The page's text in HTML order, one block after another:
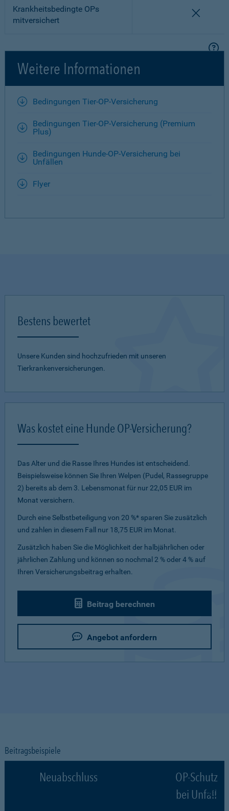
Krankheitsbedingte OPs
mitversichert
Weitere Informationen
Bedingungen Tier-OP-Versicherung
Bedingungen Tier-OP-Versicherung (Premium
Plus)
Bedingungen Hunde-OP-Versicherung bei
Unfällen
Flyer
Bestens bewertet
Unsere Kunden sind hochzufrieden mit unseren
Tierkrankenversicherungen.
Was kostet eine Hunde OP-Versicherung?
Das Alter und die Rasse Ihres Hundes ist entscheidend.
Beispielsweise können Sie Ihren Welpen (Pudel, Rassegruppe
2) bereits ab dem 3. Lebensmonat für nur 22,05 EUR im
Monat versichern.
Durch eine Selbstbeteiligung von 20 %* sparen Sie zusätzlich
und zahlen in diesem Fall nur 18,75 EUR im Monat.
Zusätzlich haben Sie die Möglichkeit der halbjährlichen oder
jährlichen Zahlung und können so nochmal 2 % oder 4 % auf
Ihren Versicherungsbeitrag erhalten.
Beitrag berechnen
Angebot anfordern
Beitragsbeispiele
Neuabschluss
OP-Schutz
bei Unfall